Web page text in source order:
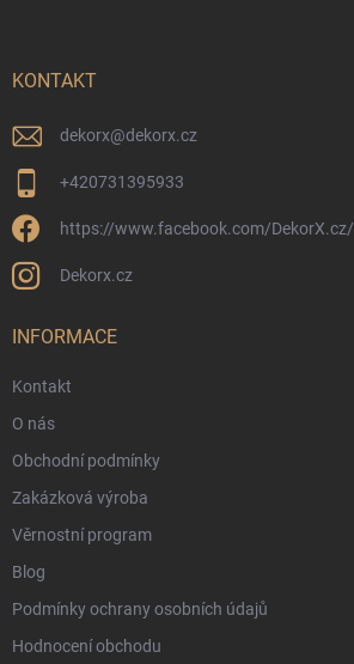
KONTAKT
dekorx@dekorx.cz
+420731395933
https://www.facebook.com/DekorX.cz/
Dekorx.cz
INFORMACE
Kontakt
O nás
Obchodní podmínky
Zakázková výroba
Věrnostní program
Blog
Podmínky ochrany osobních údajů
Hodnocení obchodu